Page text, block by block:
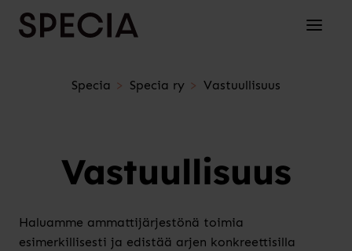
Siirry sisältöön Avaa/
Specia Specia ry Vastuullisuus
Vastuullisuus
Haluamme ammattijärjestönä toimia
esimerkillisesti ja edistää arjen konkreettisilla